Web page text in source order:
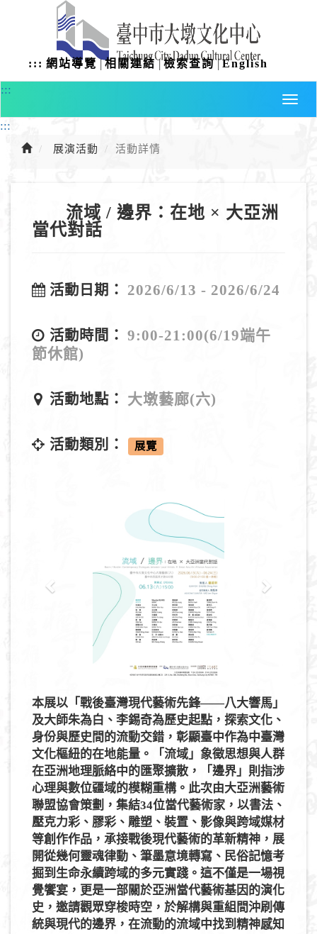
容
::: 網站導覽 |相關連結|檢索查詢|English
:::
:::
展演活動 活動詳情
流域 / 邊界：在地 × 大亞洲
當代對話
活動日期： 2026/6/13 - 2026/6/24
活動時間： 9:00-21:00(6/19端午
節休館)
活動地點： 大墩藝廊(六)
活動類別： 展覽
i
本展以「戰後臺灣現代藝術先鋒——八大響馬」
及大師朱為白、李錫奇為歷史起點，探索文化、
身份與歷史間的流動交錯，彰顯臺中作為中臺灣
文化樞紐的在地能量。「流域」象徵思想與人群
在亞洲地理脈絡中的匯聚擴散，「邊界」則指涉
心理與數位疆域的模糊重構。此次由大亞洲藝術
聯盟協會策劃，集結34位當代藝術家，以書法、
壓克力彩、膠彩、雕塑、裝置、影像與跨域媒材
等創作作品，承接戰後現代藝術的革新精神，展
開從幾何靈魂律動、筆墨意境轉寫、民俗記憶考
掘到生命永續跨域的多元實踐。這不僅是一場視
覺饗宴，更是一部關於亞洲當代藝術基因的演化
史，邀請觀眾穿梭時空，於解構與重組間沖刷傳
統與現代的邊界，在流動的流域中找到精神感知